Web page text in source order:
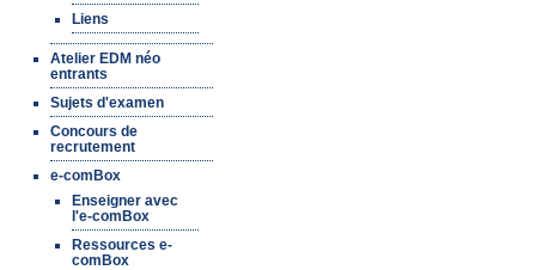
Liens
Atelier EDM néo
entrants
Sujets d'examen
Concours de
recrutement
e-comBox
Enseigner avec
l'e-comBox
Ressources e-
comBox